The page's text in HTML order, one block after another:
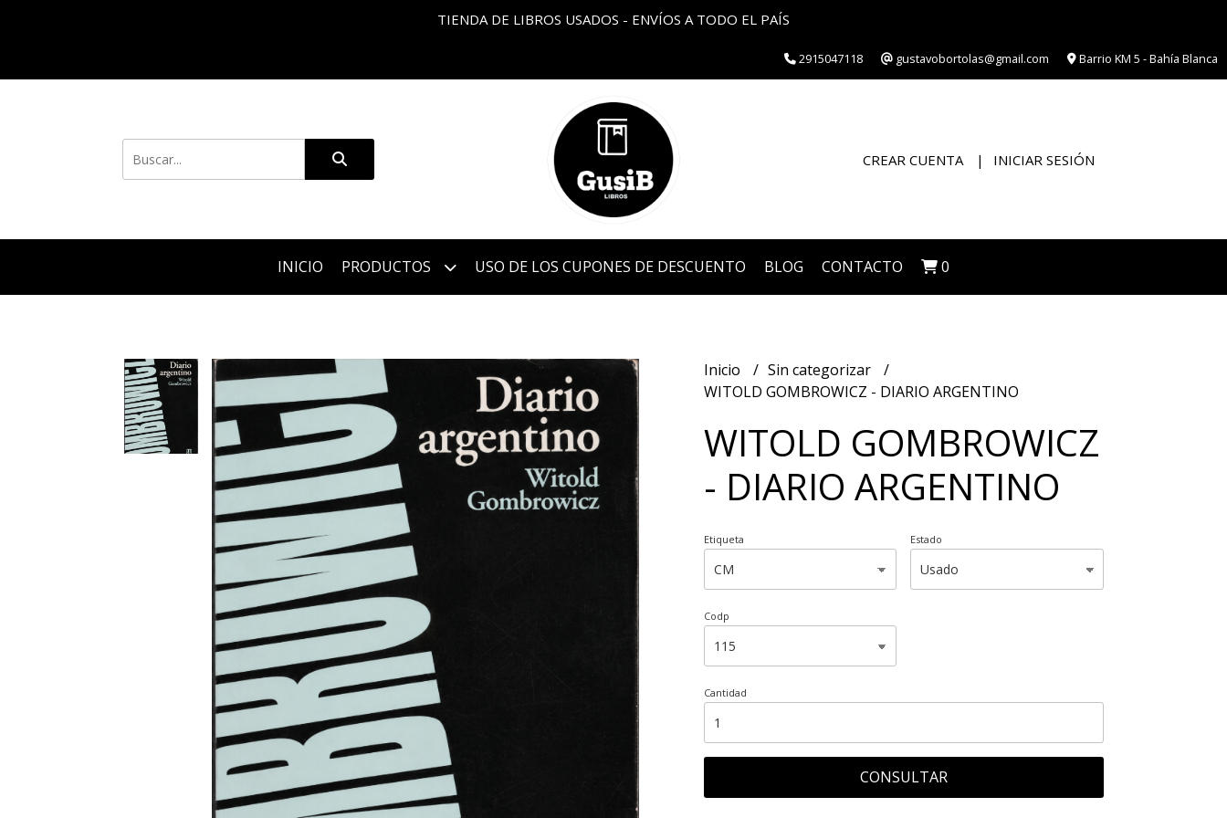
TIENDA DE LIBROS USADOS - ENVÍOS A TODO EL PAÍS
2915047118 gustavobortolas@gmail.com Barrio KM 5 - Bahía Blanca
CREAR CUENTA INICIAR SESIÓN
INICIO PRODUCTOS USO DE LOS CUPONES DE DESCUENTO BLOG CONTACTO 0
Inicio
Sin categorizar
WITOLD GOMBROWICZ - DIARIO ARGENTINO
WITOLD GOMBROWICZ
- DIARIO ARGENTINO
Etiqueta Estado
Codp
Cantidad
CONSULTAR